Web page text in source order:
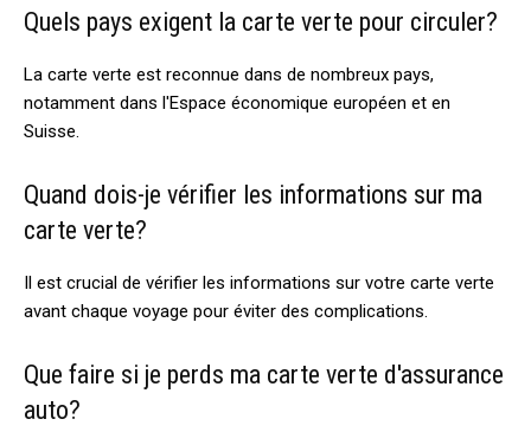
Quels pays exigent la carte verte pour circuler?
La carte verte est reconnue dans de nombreux pays,
notamment dans l'Espace économique européen et en
Suisse.
Quand dois-je vérifier les informations sur ma
carte verte?
Il est crucial de vérifier les informations sur votre carte verte
avant chaque voyage pour éviter des complications.
Que faire si je perds ma carte verte d'assurance
auto?